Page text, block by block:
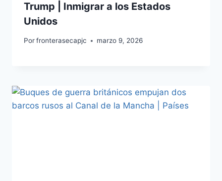
Trump | Inmigrar a los Estados
Unidos
Porfronterasecapjc marzo 9, 2026